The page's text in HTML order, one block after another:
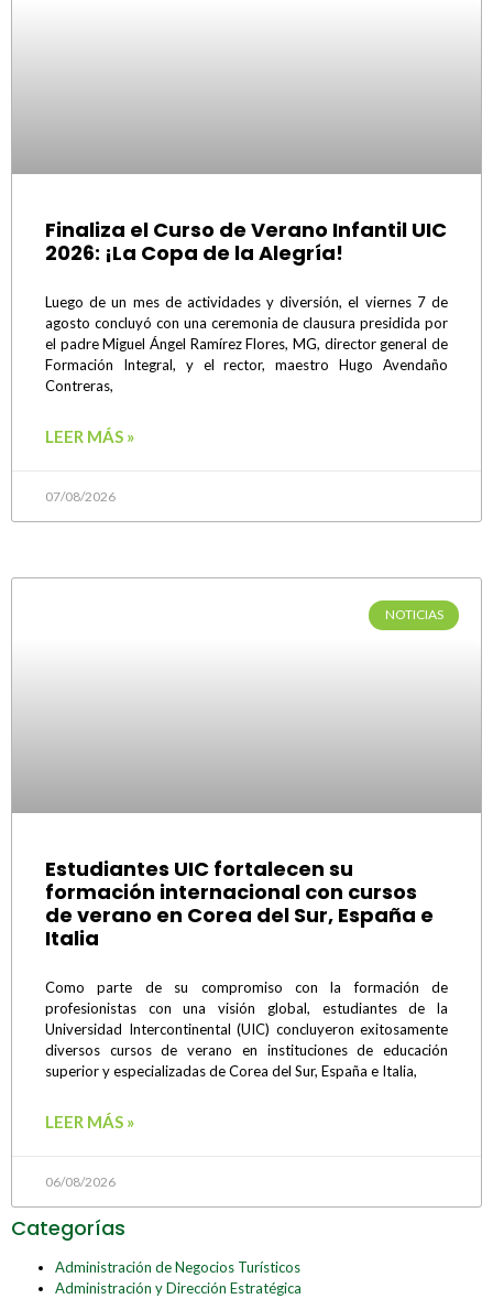
Finaliza el Curso de Verano Infantil UIC
2026: ¡La Copa de la Alegría!
Luego de un mes de actividades y diversión, el viernes 7 de
agosto concluyó con una ceremonia de clausura presidida por
el padre Miguel Ángel Ramírez Flores, MG, director general de
Formación Integral, y el rector, maestro Hugo Avendaño
Contreras,
LEER MÁS »
07/08/2026
NOTICIAS
Estudiantes UIC fortalecen su
formación internacional con cursos
de verano en Corea del Sur, España e
Italia
Como parte de su compromiso con la formación de
profesionistas con una visión global, estudiantes de la
Universidad Intercontinental (UIC) concluyeron exitosamente
diversos cursos de verano en instituciones de educación
superior y especializadas de Corea del Sur, España e Italia,
LEER MÁS »
06/08/2026
Categorías
Administración de Negocios Turísticos
Administración y Dirección Estratégica